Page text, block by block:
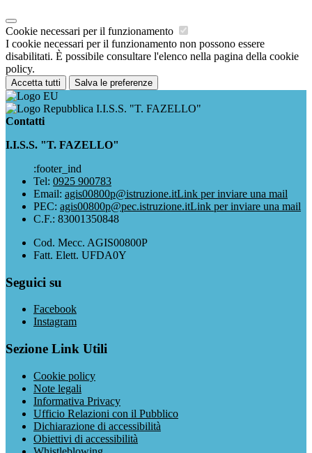
Cookie necessari per il funzionamento
I cookie necessari per il funzionamento non possono essere
disabilitati. È possibile consultare l'elenco nella pagina della cookie
policy.
Accetta tutti Salva le preferenze
I.I.S.S. "T. FAZELLO"
Contatti
I.I.S.S. "T. FAZELLO"
:footer_ind
Tel: 0925 900783
Email: agis00800p@istruzione.itLink per inviare una mail
PEC: agis00800p@pec.istruzione.itLink per inviare una mail
C.F.: 83001350848
Cod. Mecc. AGIS00800P
Fatt. Elett. UFDA0Y
Seguici su
Facebook
Instagram
Sezione Link Utili
Cookie policy
Note legali
Informativa Privacy
Ufficio Relazioni con il Pubblico
Dichiarazione di accessibilità
Obiettivi di accessibilità